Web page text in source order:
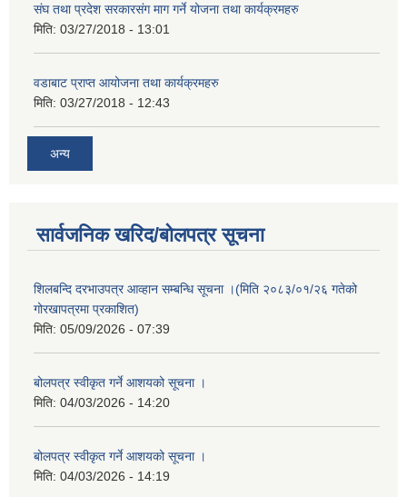
संघ तथा प्रदेश सरकारसंग माग गर्ने योजना तथा कार्यक्रमहरु
मिति: 03/27/2018 - 13:01
वडाबाट प्राप्त आयोजना तथा कार्यक्रमहरु
मिति: 03/27/2018 - 12:43
अन्य
सार्वजनिक खरिद/बोलपत्र सूचना
शिलबन्दि दरभाउपत्र आव्हान सम्बन्धि सूचना ।(मिति २०८३/०१/२६ गतेको
गोरखापत्रमा प्रकाशित)
मिति: 05/09/2026 - 07:39
बोलपत्र स्वीकृत गर्ने आशयको सूचना ।
मिति: 04/03/2026 - 14:20
बोलपत्र स्वीकृत गर्ने आशयको सूचना ।
मिति: 04/03/2026 - 14:19